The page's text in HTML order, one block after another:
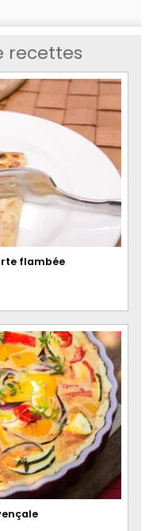
recettes
flambée